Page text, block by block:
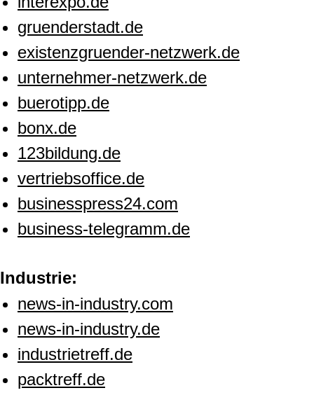
gruenderstadt.de
existenzgruender-netzwerk.de
unternehmer-netzwerk.de
buerotipp.de
bonx.de
123bildung.de
vertriebsoffice.de
businesspress24.com
business-telegramm.de
Industrie:
news-in-industry.com
news-in-industry.de
industrietreff.de
packtreff.de